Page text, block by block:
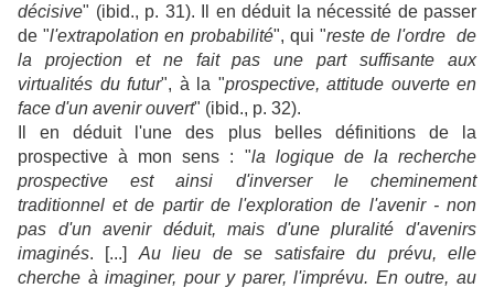
décisive" (ibid., p. 31). Il en déduit la nécessité de passer
de "l'extrapolation en probabilité", qui "reste de l'ordre de
la projection et ne fait pas une part suffisante aux
virtualités du futur", à la "prospective, attitude ouverte en
face d'un avenir ouvert" (ibid., p. 32).
Il en déduit l'une des plus belles définitions de la
prospective à mon sens : "la logique de la recherche
prospective est ainsi d'inverser le cheminement
traditionnel et de partir de l'exploration de l'avenir - non
pas d'un avenir déduit, mais d'une pluralité d'avenirs
imaginés. [...] Au lieu de se satisfaire du prévu, elle
cherche à imaginer, pour y parer, l'imprévu. En outre, au